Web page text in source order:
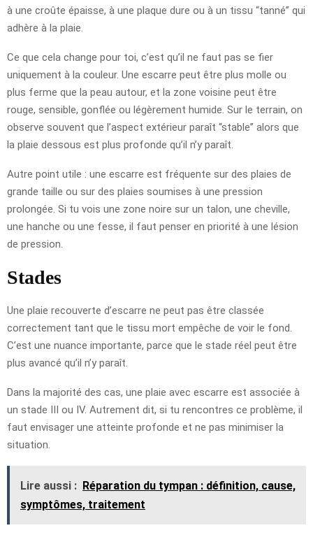
à une croûte épaisse, à une plaque dure ou à un tissu “tanné” qui
adhère à la plaie.
Ce que cela change pour toi, c’est qu’il ne faut pas se fier
uniquement à la couleur. Une escarre peut être plus molle ou
plus ferme que la peau autour, et la zone voisine peut être
rouge, sensible, gonflée ou légèrement humide. Sur le terrain, on
observe souvent que l’aspect extérieur paraît “stable” alors que
la plaie dessous est plus profonde qu’il n’y paraît.
Autre point utile : une escarre est fréquente sur des plaies de
grande taille ou sur des plaies soumises à une pression
prolongée. Si tu vois une zone noire sur un talon, une cheville,
une hanche ou une fesse, il faut penser en priorité à une lésion
de pression.
Stades
Une plaie recouverte d’escarre ne peut pas être classée
correctement tant que le tissu mort empêche de voir le fond.
C’est une nuance importante, parce que le stade réel peut être
plus avancé qu’il n’y paraît.
Dans la majorité des cas, une plaie avec escarre est associée à
un stade III ou IV. Autrement dit, si tu rencontres ce problème, il
faut envisager une atteinte profonde et ne pas minimiser la
situation.
Lire aussi : Réparation du tympan : définition, cause,
symptômes, traitement